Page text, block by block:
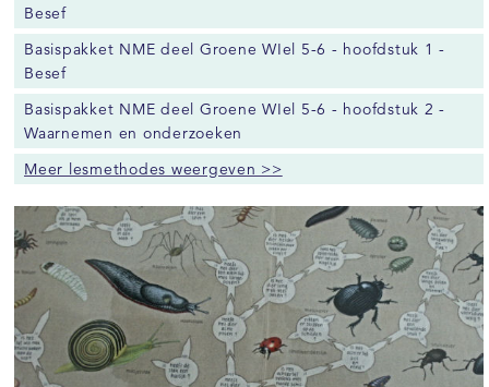
Besef
Basispakket NME deel Groene WIel 5-6 - hoofdstuk 1 -
Besef
Basispakket NME deel Groene WIel 5-6 - hoofdstuk 2 -
Waarnemen en onderzoeken
Meer lesmethodes weergeven >>